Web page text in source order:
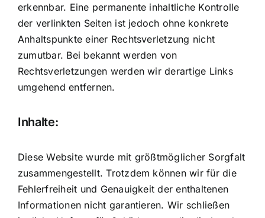
erkennbar. Eine permanente inhaltliche Kontrolle
der verlinkten Seiten ist jedoch ohne konkrete
Anhaltspunkte einer Rechtsverletzung nicht
zumutbar. Bei bekannt werden von
Rechtsverletzungen werden wir derartige Links
umgehend entfernen.
Inhalte:
Diese Website wurde mit größtmöglicher Sorgfalt
zusammengestellt. Trotzdem können wir für die
Fehlerfreiheit und Genauigkeit der enthaltenen
Informationen nicht garantieren. Wir schließen